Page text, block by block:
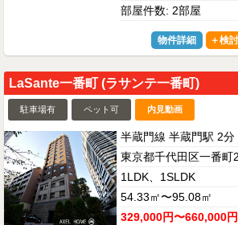
部屋件数: 2部屋
物件詳細
LaSante一番町 (ラサンテ一番町)
駐車場有 ペット可 内見動画
半蔵門線 半蔵門駅 2分
東京都千代田区一番町
1LDK、1SLDK
54.33㎡〜95.08㎡
329,000円〜660,000円